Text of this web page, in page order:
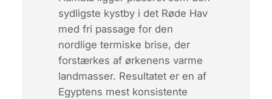
sydligste kystby i det Røde Hav
med fri passage for den
nordlige termiske brise, der
forstærkes af ørkenens varme
landmasser. Resultatet er en af ​​
Egyptens mest konsistente